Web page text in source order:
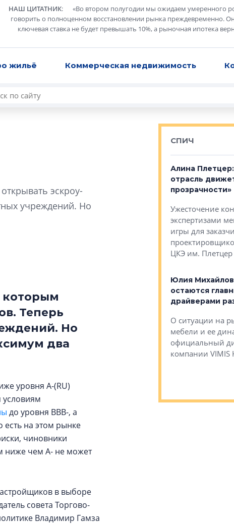
НАШ ЦИТАТНИК: «Во втором полугодии мы ожидаем умеренного
говорить о полноценном восстановлении рынка преждевременно.
ключевая ставка не будет превышать 10%, а рыночная ипотека
жильё Коммерческая недвижимость
эскроу-
учреждений. Но
которым
Теперь
Но
два
уровня A-(RU)
условиям
до уровня ВВВ-, а
есть на этом рынке
чиновники
ниже чем А- не может
в выборе
совета Торгово-
Владимир Гамза
СПИЧ
даже электромобиль»
Девелопер «Вертикаль»: поводом
Конкуренцию выиграют те
апарты, которые еще больше
приблизятся к гостиничному
уровню сервиса, уверены в УК
КЕЙПОРТ
Алина
отрасль
прозрачности»
Ужесточение
экспертизами
игры для
ЦКЭ им. Плетцер
Юлия
остаются
драйверами
О ситуации на
мебели и ее
официальный
компании